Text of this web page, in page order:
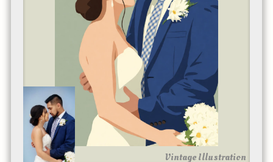
Vintage Illustration